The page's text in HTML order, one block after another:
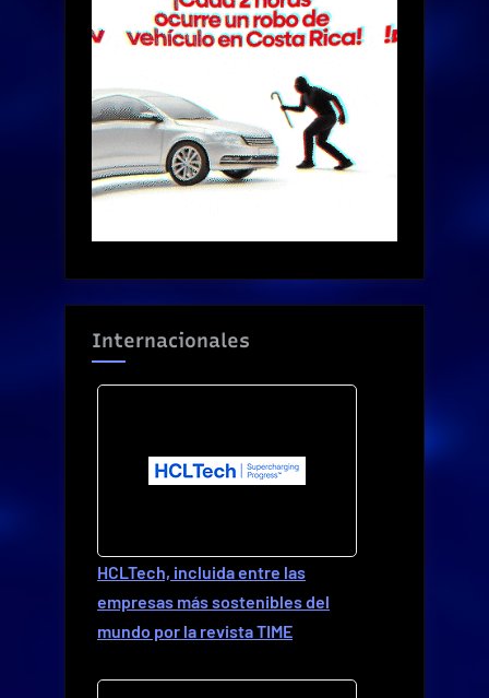
Internacionales
HCLTech, incluida entre las
empresas más sostenibles del
mundo por la revista TIME